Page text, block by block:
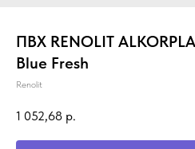
ПВХ RENOLIT
Blue Fresh
Renolit
1 052,68 р.